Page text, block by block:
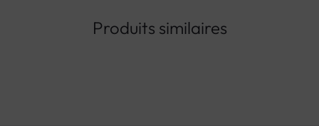
Produits similaires